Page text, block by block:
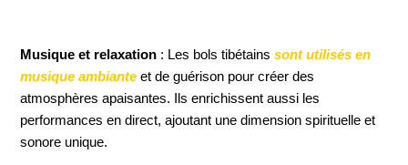
Musique et relaxation : Les bols tibétainssont utilisés en
musique ambiante et de guérison pour créer des
atmosphères apaisantes. Ils enrichissent aussi les
performances en direct, ajoutant une dimension spirituelle et
sonore unique.